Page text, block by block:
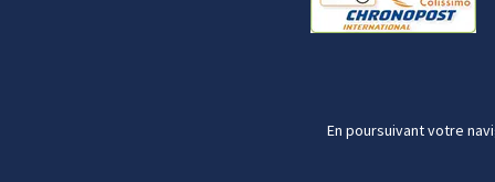
En poursuivant votre